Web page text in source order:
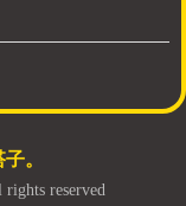
。
reserved